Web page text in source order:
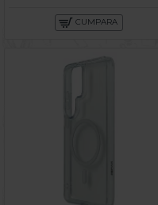
CUMPARA